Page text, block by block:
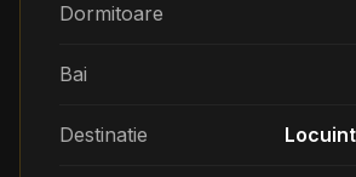
Dormitoare
Bai
Destinatie